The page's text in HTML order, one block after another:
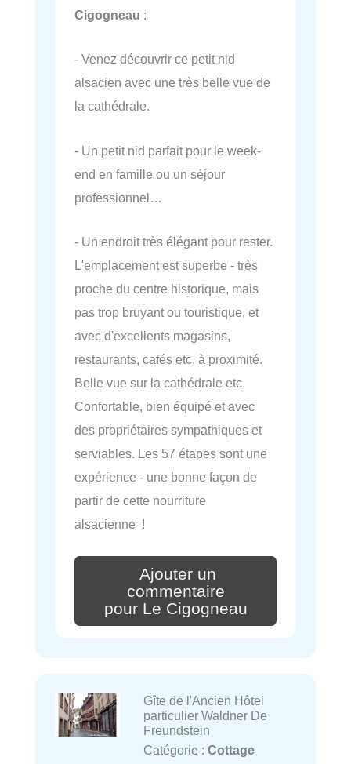
Cigogneau :
- Venez découvrir ce petit nid
alsacien avec une très belle vue de
la cathédrale.
- Un petit nid parfait pour le week-
end en famille ou un séjour
professionnel…
- Un endroit très élégant pour rester.
L'emplacement est superbe - très
proche du centre historique, mais
pas trop bruyant ou touristique, et
avec d'excellents magasins,
restaurants, cafés etc. à proximité.
Belle vue sur la cathédrale etc.
Confortable, bien équipé et avec
des propriétaires sympathiques et
serviables. Les 57 étapes sont une
expérience - une bonne façon de
partir de cette nourriture
alsacienne !
Ajouter un
commentaire
pour Le Cigogneau
Gîte de l'Ancien Hôtel
particulier Waldner De
Freundstein
Catégorie : Cottage